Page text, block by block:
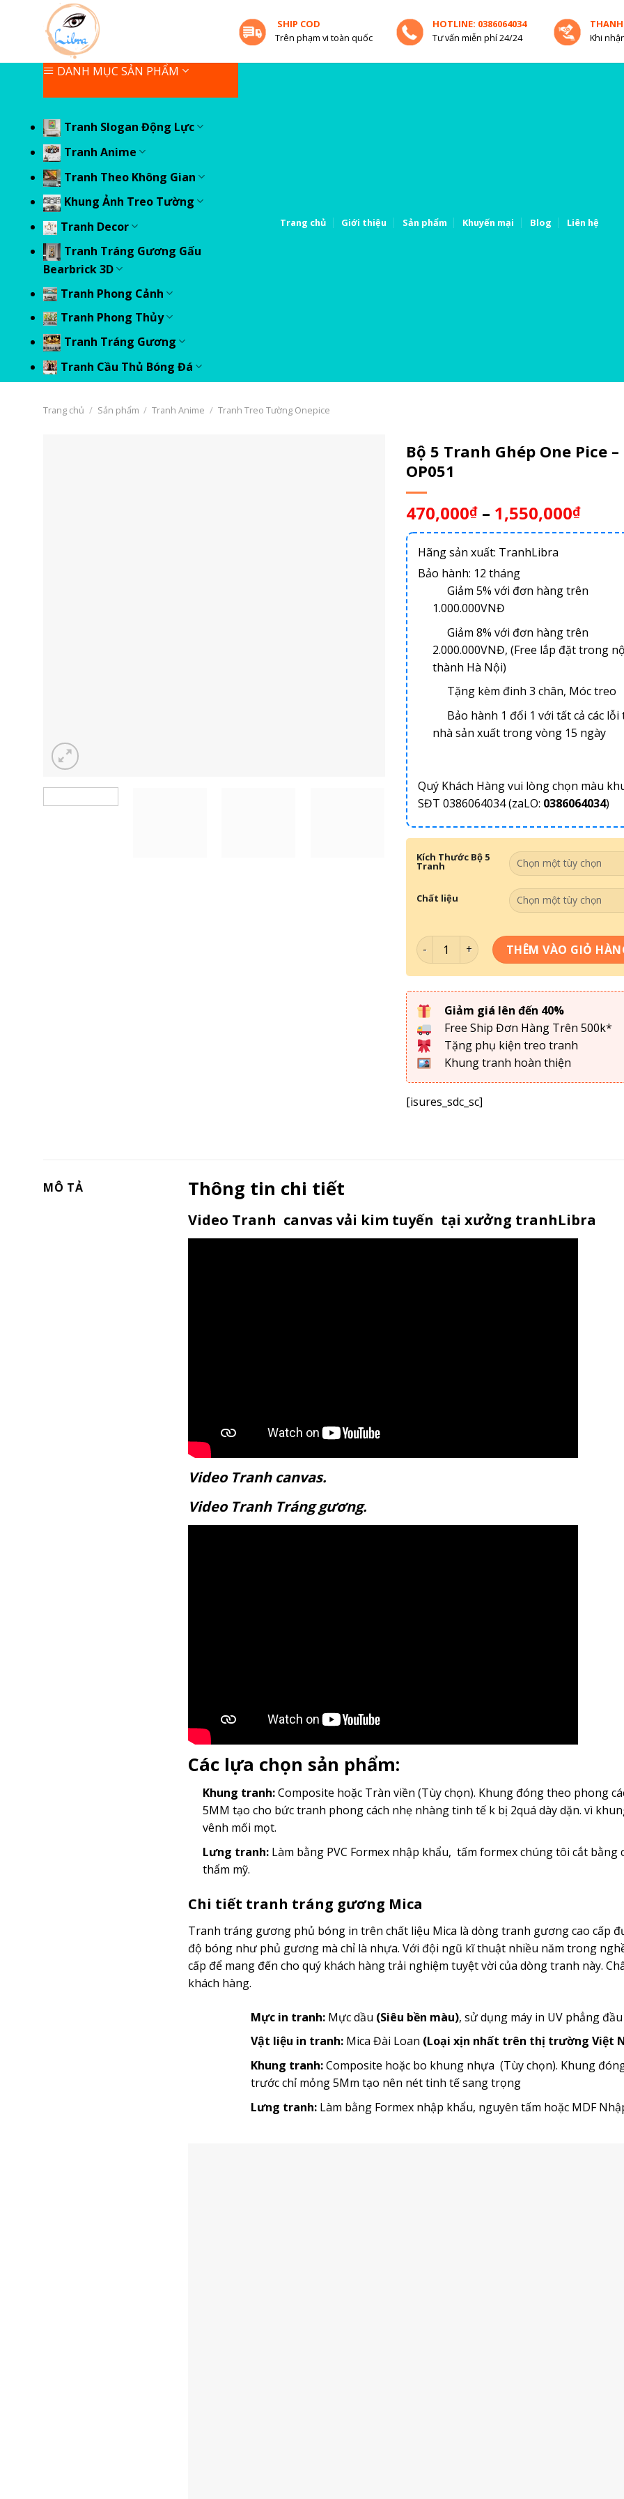
SHIP COD
Trên phạm vi toàn quốc
HOTLINE: 0386064034
Tư vấn miễn phí 24/24
Khi
DANH MỤC SẢN PHẨM
Tranh Slogan Động Lực
Tranh Anime
Tranh Theo Không Gian
Khung Ảnh Treo Tường
Tranh Decor
Tranh Tráng Gương Gấu
Bearbrick 3D
Tranh Phong Cảnh
Tranh Phong Thủy
Tranh Tráng Gương
Tranh Cầu Thủ Bóng Đá
Trang chủ Giới thiệu Sản phẩm Khuyến mại Blog Liên hệ
Trang chủ / Sản phẩm / Tranh Anime / Tranh Treo Tường Onepice
Bộ 5 Tranh Ghép One Pice –
OP051
470,000₫– 1,550,000₫
Hãng sản xuất: TranhLibra
Bảo hành: 12 tháng
Giảm 5% với đơn hàng trên
1.000.000VNĐ
Giảm 8% với đơn hàng trên
2.000.000VNĐ, (Free lắp đặt trong
thành Hà Nội)
Tặng kèm đinh 3 chân, Móc treo
Bảo hành 1 đổi 1 với tất cả các lỗi
nhà sản xuất trong vòng 15 ngày
Quý Khách Hàng vui lòng chọn màu
SĐT 0386064034 (zaLO: 0386064034)
Kích Thước Bộ 5
Tranh
Chất liệu
Bộ 5 Tranh Ghép One Pice - OP051 số
THÊM VÀO GIỎ
Giảm giá lên đến 40%
Free Ship Đơn Hàng Trên 500k*
Tặng phụ kiện treo tranh
Khung tranh hoàn thiện
[isures_sdc_sc]
MÔ TẢ Thông tin chi tiết
Video Tranh canvas vải kim tuyến tại xưởng tranhLibra
Video Tranh canvas.
Video Tranh Tráng gương.
Các lựa chọn sản phẩm:
Khung tranh:Composite hoặc Tràn viền (Tùy chọn). Khung đóng theo phong
5MM tạo cho bức tranh phong cách nhẹ nhàng tinh tế k bị 2quá dày dặn. vì
vênh mối mọt.
Lưng tranh: Làm bằng PVC Formex nhập khẩu, tấm formex chúng tôi cắt
thẩm mỹ.
Chi tiết tranh tráng gương Mica
Tranh tráng gương phủ bóng in trên chất liệu Mica là dòng tranh gương cao cấp
độ bóng như phủ gương mà chỉ là nhựa. Với đội ngũ kĩ thuật nhiều năm trong
cấp để mang đến cho quý khách hàng trải nghiệm tuyệt vời của dòng tranh này.
khách hàng.
Mực in tranh:Mực dầu (Siêu bền màu), sử dụng máy in UV phẳng
Vật liệu in tranh:Mica Đài Loan (Loại xịn nhất trên thị trường Việt
Khung tranh:Composite hoặc bo khung nhựa (Tùy chọn). Khung
trước chỉ mỏng 5Mm tạo nên nét tinh tế sang trọng
Lưng tranh:Làm bằng Formex nhập khẩu, nguyên tấm hoặc MDF